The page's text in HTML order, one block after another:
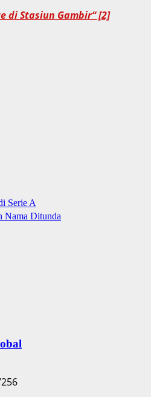
di Stasiun Gambir“ [2]
Serie A
Nama Ditunda